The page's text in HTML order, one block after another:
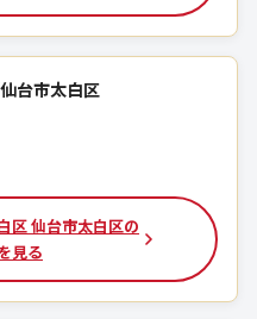
台市太白区
区 仙台市太白区の
見る